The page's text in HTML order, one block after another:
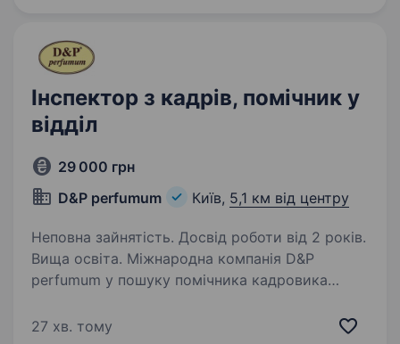
Інспектор з кадрів, помічник у
відділ
29 000 грн
D&Р perfumum
Київ, 5,1 км від центру
Неповна зайнятість. Досвід роботи від 2 років.
Вища освіта. Міжнародна компанія D&P
perfumum у пошуку помічника кадровика
«Інспектора з кадрів» Основні обов’язки:
27 хв. тому